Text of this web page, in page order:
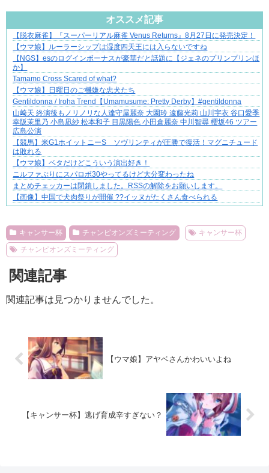
オススメ記事
【マンガ】海外病院トラブルファイル
【脱衣麻雀】『スーパーリアル麻雀 Venus Returns』8月27日に発売決定！
【ウマ娘】ルーラーシップは湿度四天王には入らないですね
【NGS】esのログインボーナスが豪華だと話題に【ジェネのプリンプリンほ
か】
Tamamo Cross Scared of what?
【ウマ娘】日曜日のご機嫌な忠犬たち
Gentildonna / Iroha Trend【Umamusume: Pretty Derby】#gentildonna
山﨑天 終演後もノリノリな人達守屋麗奈 大園玲 遠藤光莉 山川宇衣 谷口愛季
幸阪茉里乃 小島凪紗 松本和子 目黒陽色 小田倉麗奈 中川智尋 櫻坂46 ツアー
広島公演
【競馬】米G1ホイットニーS ソヴリンティが圧勝で復活！マグニチュード
は敗れる
【ウマ娘】ベタだけどこういう演出好き！
ニルファぶりにスパロボ30やってるけど大分変わったね
まとめチェッカーは閉鎖しました。RSSの解除をお願いします。
【画像】中国で犬肉祭りが開催 ??イッヌがたくさん食べられる
キャンサー杯 チャンピオンズミーティング
キャンサー杯
チャンピオンズミーティング
関連記事
関連記事は見つかりませんでした。
【ウマ娘】アヤベさんかわいいよね
【キャンサー杯】逃げ育成辛すぎない？